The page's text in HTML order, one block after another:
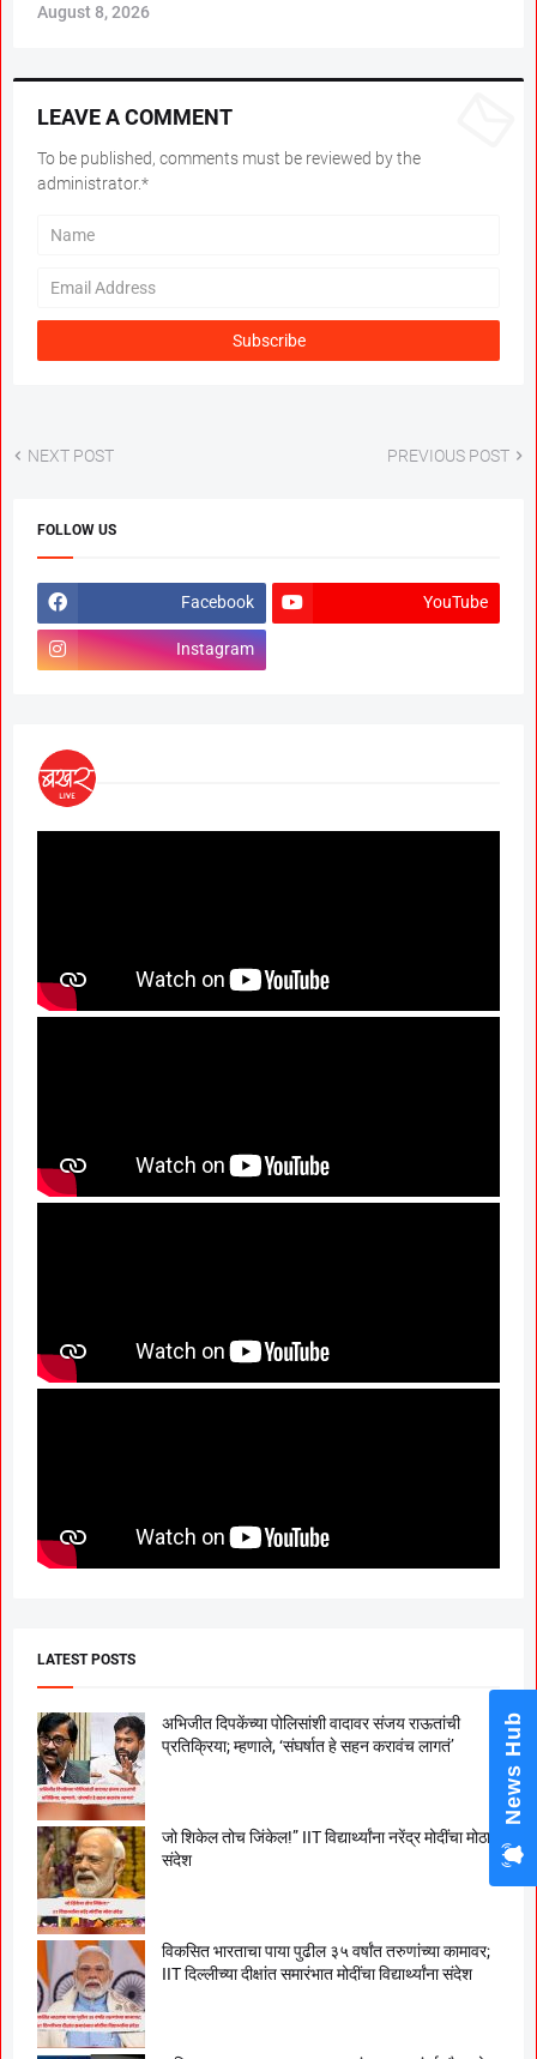
August 8, 2026
LEAVE A COMMENT
To be published, comments must be reviewed by the
administrator.*
NEXT POST PREVIOUS POST
FOLLOW US
Facebook YouTube
Instagram
LATEST POSTS
अभिजीत दिपकेंच्या पोलिसांशी वादावर संजय राऊतांची
प्रतिक्रिया; म्हणाले, ‘संघर्षात हे सहन करावंच लागतं’
जो शिकेल तोच जिंकेल!” IIT विद्यार्थ्यांना नरेंद्र मोदींचा मोठा
संदेश
विकसित भारताचा पाया पुढील ३५ वर्षांत तरुणांच्या कामावर;
IIT दिल्लीच्या दीक्षांत समारंभात मोदींचा विद्यार्थ्यांना संदेश
News Hub